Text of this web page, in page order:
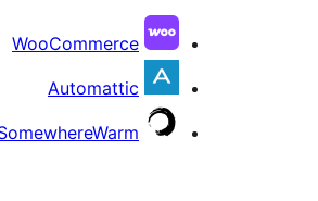
WooCommerce
Automattic